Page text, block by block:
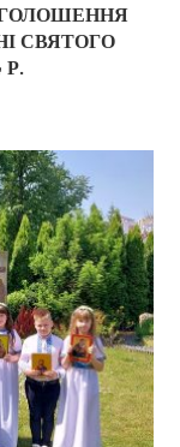
СВЯТОГО
Р.